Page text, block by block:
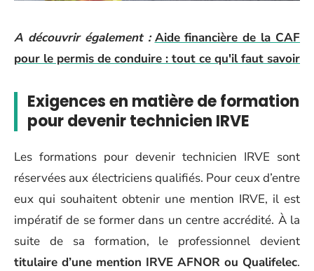
A découvrir également : Aide financière de la CAF
pour le permis de conduire : tout ce qu'il faut savoir
Exigences en matière de formation
pour devenir technicien IRVE
Les formations pour devenir technicien IRVE sont
réservées aux électriciens qualifiés. Pour ceux d’entre
eux qui souhaitent obtenir une mention IRVE, il est
impératif de se former dans un centre accrédité. À la
suite de sa formation, le professionnel devient
titulaire d’une mention IRVE AFNOR ou Qualifelec.